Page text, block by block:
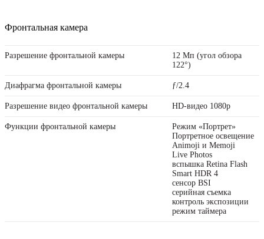
Фронтальная камера
Разрешение фронтальной камеры
12 Мп (угол обзора
122°)
Диафрагма фронтальной камеры ƒ/2.4
Разрешение видео фронтальной камеры HD-видео 1080p
Функции фронтальной камеры
Режим «Портрет»
Портретное освещение
Animoji и Memoji
Live Photos
вспышка Retina Flash
Smart HDR 4
сенсор BSI
серийная съемка
контроль экспозиции
режим таймера